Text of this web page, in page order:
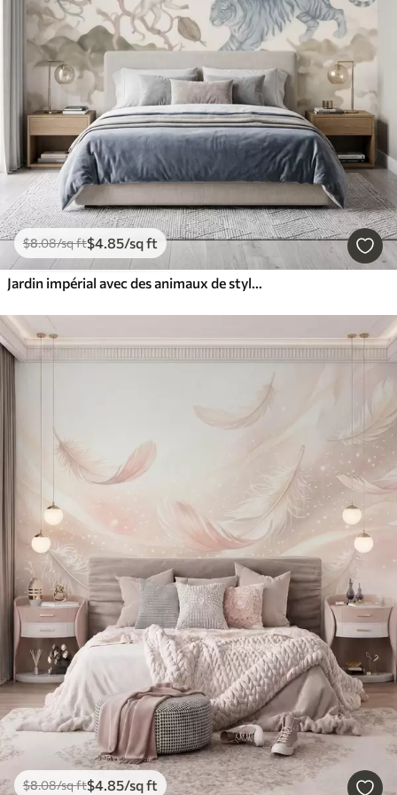
$8.08/sq ft$4.85/sq ft
Jardin impérial avec des animaux de style oriental : singe, léopard, tigre, paon et héron
$8.08/sq ft$4.85/sq ft